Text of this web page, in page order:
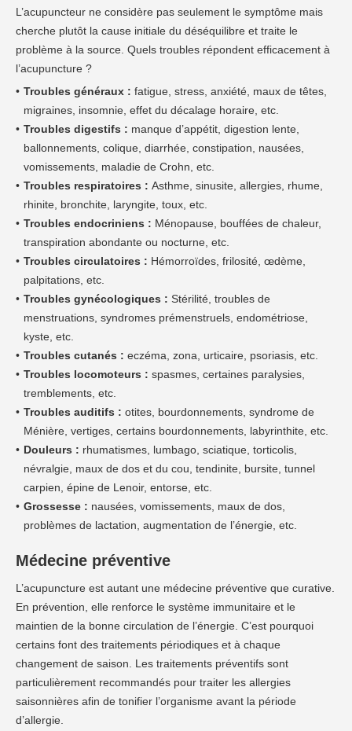
L’acupuncteur ne considère pas seulement le symptôme mais
cherche plutôt la cause initiale du déséquilibre et traite le
problème à la source. Quels troubles répondent efficacement à
l’acupuncture ?
Troubles généraux :fatigue, stress, anxiété, maux de têtes,
migraines, insomnie, effet du décalage horaire, etc.
Troubles digestifs : manque d’appétit, digestion lente,
ballonnements, colique, diarrhée, constipation, nausées,
vomissements, maladie de Crohn, etc.
Troubles respiratoires :Asthme, sinusite, allergies, rhume,
rhinite, bronchite, laryngite, toux, etc.
Troubles endocriniens : Ménopause, bouffées de chaleur,
transpiration abondante ou nocturne, etc.
Troubles circulatoires : Hémorroïdes, frilosité, œdème,
palpitations, etc.
Troubles gynécologiques : Stérilité, troubles de
menstruations, syndromes prémenstruels, endométriose,
kyste, etc.
Troubles cutanés :eczéma, zona, urticaire, psoriasis, etc.
Troubles locomoteurs :spasmes, certaines paralysies,
tremblements, etc.
Troubles auditifs :otites, bourdonnements, syndrome de
Ménière, vertiges, certains bourdonnements, labyrinthite, etc.
Douleurs : rhumatismes, lumbago, sciatique, torticolis,
névralgie, maux de dos et du cou, tendinite, bursite, tunnel
carpien, épine de Lenoir, entorse, etc.
Grossesse : nausées, vomissements, maux de dos,
problèmes de lactation, augmentation de l’énergie, etc.
Médecine préventive
L’acupuncture est autant une médecine préventive que curative.
En prévention, elle renforce le système immunitaire et le
maintien de la bonne circulation de l’énergie. C’est pourquoi
certains font des traitements périodiques et à chaque
changement de saison. Les traitements préventifs sont
particulièrement recommandés pour traiter les allergies
saisonnières afin de tonifier l’organisme avant la période
d’allergie.